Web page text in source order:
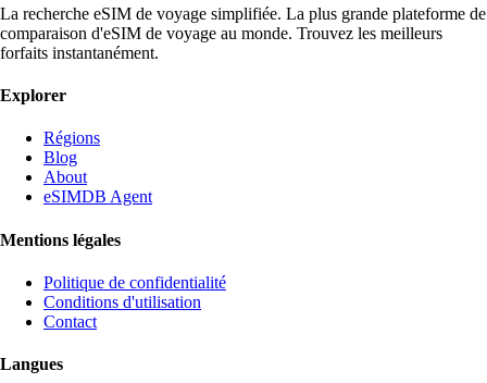
La recherche eSIM de voyage simplifiée. La plus grande plateforme de
comparaison d'eSIM de voyage au monde. Trouvez les meilleurs
forfaits instantanément.
Explorer
Régions
Blog
About
eSIMDB Agent
Mentions légales
Politique de confidentialité
Conditions d'utilisation
Contact
Langues